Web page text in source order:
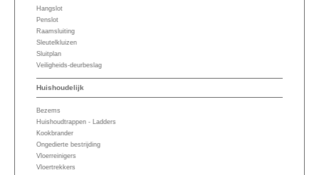
Hangslot
Penslot
Raamsluiting
Sleutelkluizen
Sluitplan
Veiligheids-deurbeslag
Huishoudelijk
Bezems
Huishoudtrappen - Ladders
Kookbrander
Ongedierte bestrijding
Vloerreinigers
Vloertrekkers